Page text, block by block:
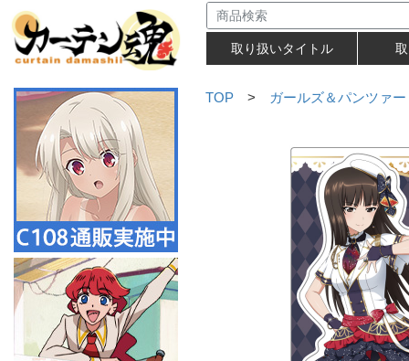
取り扱いタイトル
TOP > ガールズ＆パンツァ